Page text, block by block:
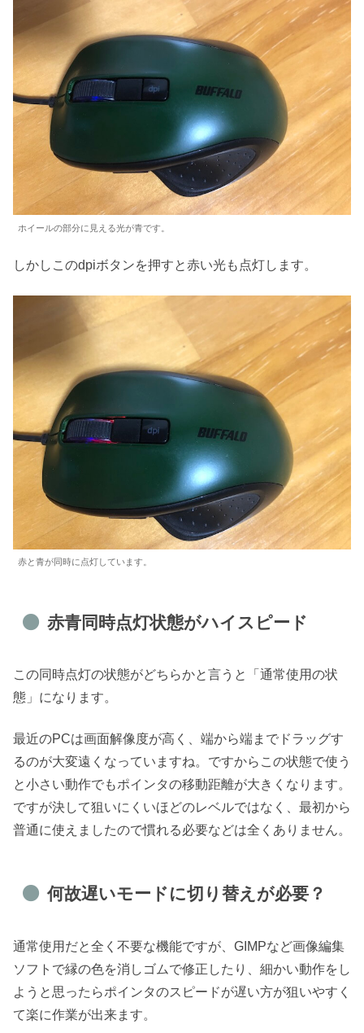
ホイールの部分に見える光が青です。
しかしこのdpiボタンを押すと赤い光も点灯します。
赤と青が同時に点灯しています。
赤青同時点灯状態がハイスピード
この同時点灯の状態がどちらかと言うと「通常使用の状
態」になります。
最近のPCは画面解像度が高く、端から端までドラッグす
るのが大変遠くなっていますね。ですからこの状態で使う
と小さい動作でもポインタの移動距離が大きくなります。
ですが決して狙いにくいほどのレベルではなく、最初から
普通に使えましたので慣れる必要などは全くありません。
何故遅いモードに切り替えが必要？
通常使用だと全く不要な機能ですが、GIMPなど画像編集
ソフトで縁の色を消しゴムで修正したり、細かい動作をし
ようと思ったらポインタのスピードが遅い方が狙いやすく
て楽に作業が出来ます。